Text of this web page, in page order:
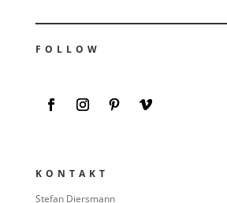
FOLLOW
KONTAKT
Stefan Diersmann